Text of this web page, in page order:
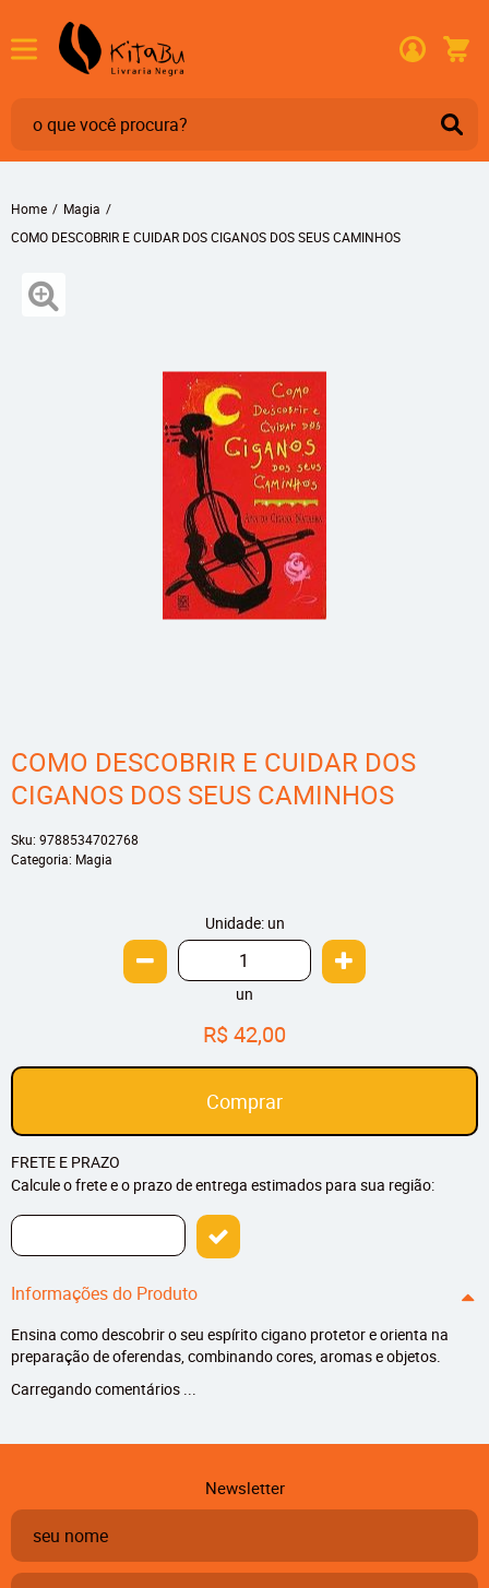
Home
Magia
COMO DESCOBRIR E CUIDAR DOS CIGANOS DOS SEUS CAMINHOS
COMO DESCOBRIR E CUIDAR DOS
CIGANOS DOS SEUS CAMINHOS
Sku: 9788534702768
Categoria: Magia
Unidade: un
un
R$ 42,00
Comprar
FRETE E PRAZO
Calcule o frete e o prazo de entrega estimados para sua região:
Informações do Produto
Ensina como descobrir o seu espírito cigano protetor e orienta na
preparação de oferendas, combinando cores, aromas e objetos.
Carregando comentários ...
Newsletter